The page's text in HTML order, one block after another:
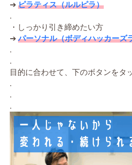
➔ ピラティス（ルルピラ）
.
・しっかり引き締めたい方
➔パーソナル（ボディハッカーズ
.
.
目的に合わせて、下のボタンをタ
.
.
.